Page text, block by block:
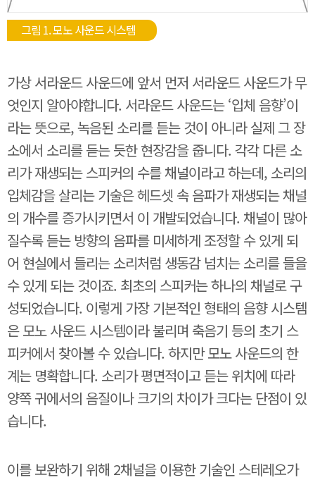
그림 1. 모노 사운드 시스템
가상 서라운드 사운드에 앞서 먼저 서라운드 사운드가 무
엇인지 알아야합니다. 서라운드 사운드는 ‘입체 음향’이
라는 뜻으로, 녹음된 소리를 듣는 것이 아니라 실제 그 장
소에서 소리를 듣는 듯한 현장감을 줍니다. 각각 다른 소
리가 재생되는 스피커의 수를 채널이라고 하는데, 소리의
입체감을 살리는 기술은 헤드셋 속 음파가 재생되는 채널
의 개수를 증가시키면서 이 개발되었습니다. 채널이 많아
질수록 듣는 방향의 음파를 미세하게 조정할 수 있게 되
어 현실에서 들리는 소리처럼 생동감 넘치는 소리를 들을
수 있게 되는 것이죠. 최초의 스피커는 하나의 채널로 구
성되었습니다. 이렇게 가장 기본적인 형태의 음향 시스템
은 모노 사운드 시스템이라 불리며 축음기 등의 초기 스
피커에서 찾아볼 수 있습니다. 하지만 모노 사운드의 한
계는 명확합니다. 소리가 평면적이고 듣는 위치에 따라
양쪽 귀에서의 음질이나 크기의 차이가 크다는 단점이 있
습니다.
이를 보완하기 위해 2채널을 이용한 기술인 스테레오가